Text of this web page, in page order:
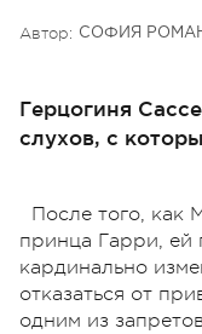
Автор: СОФИЯ
Герцогиня
слухов, с
После того, как
принца Гарри, ей
кардинально
отказаться от
одним из